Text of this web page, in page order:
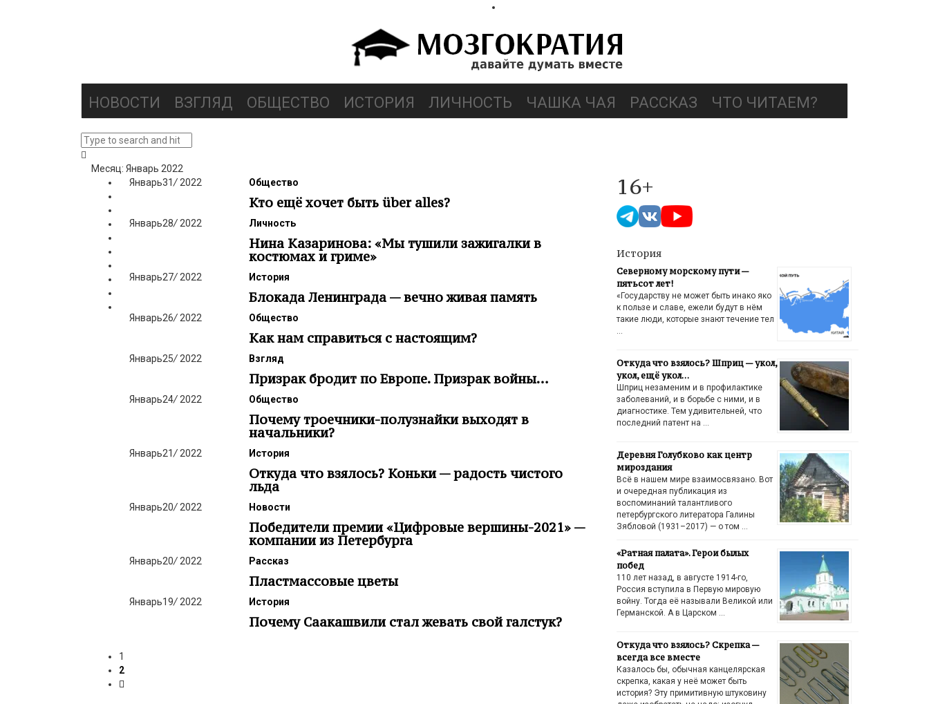
НОВОСТИ ВЗГЛЯД ОБЩЕСТВО ИСТОРИЯ ЛИЧНОСТЬ ЧАШКА ЧАЯ РАССКАЗ ЧТО ЧИТАЕМ?
Месяц: Январь 2022
Январь31/ 2022 Общество
Кто ещё хочет быть über alles?
Январь28/ 2022 Личность
Нина Казаринова: «Мы тушили зажигалки в
костюмах и гриме»
Январь27/ 2022 История
Блокада Ленинграда — вечно живая память
Январь26/ 2022 Общество
Как нам справиться с настоящим?
Январь25/ 2022 Взгляд
Призрак бродит по Европе. Призрак войны…
Январь24/ 2022 Общество
Почему троечники-полузнайки выходят в
начальники?
Январь21/ 2022 История
Откуда что взялось? Коньки — радость чистого
льда
Январь20/ 2022 Новости
Победители премии «Цифровые вершины-2021» —
компании из Петербурга
Январь20/ 2022 Рассказ
Пластмассовые цветы
Январь19/ 2022 История
Почему Саакашвили стал жевать свой галстук?
1
2
16+
История
Северному морскому пути —
пятьсот лет!
«Государству не может быть инако яко
к пользе и славе, ежели будут в нём
такие люди, которые знают течение тел
…
Откуда что взялось? Шприц — укол,
укол, ещё укол…
Шприц незаменим и в профилактике
заболеваний, и в борьбе с ними, и в
диагностике. Тем удивительней, что
последний патент на …
Деревня Голубково как центр
мироздания
Всё в нашем мире взаимосвязано. Вот
и очередная публикация из
воспоминаний талантливого
петербургского литератора Галины
Зябловой (1931–2017) — о том …
«Ратная палата». Герои былых
побед
110 лет назад, в августе 1914-го,
Россия вступила в Первую мировую
войну. Тогда её называли Великой или
Германской. А в Царском …
Откуда что взялось? Скрепка —
всегда все вместе
Казалось бы, обычная канцелярская
скрепка, какая у неё может быть
история? Эту примитивную штуковину